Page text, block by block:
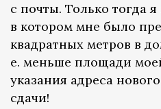
с почты. Только тогда
в котором мне было
квадратных метров в
е. меньше площади
указания адреса
сдачи!